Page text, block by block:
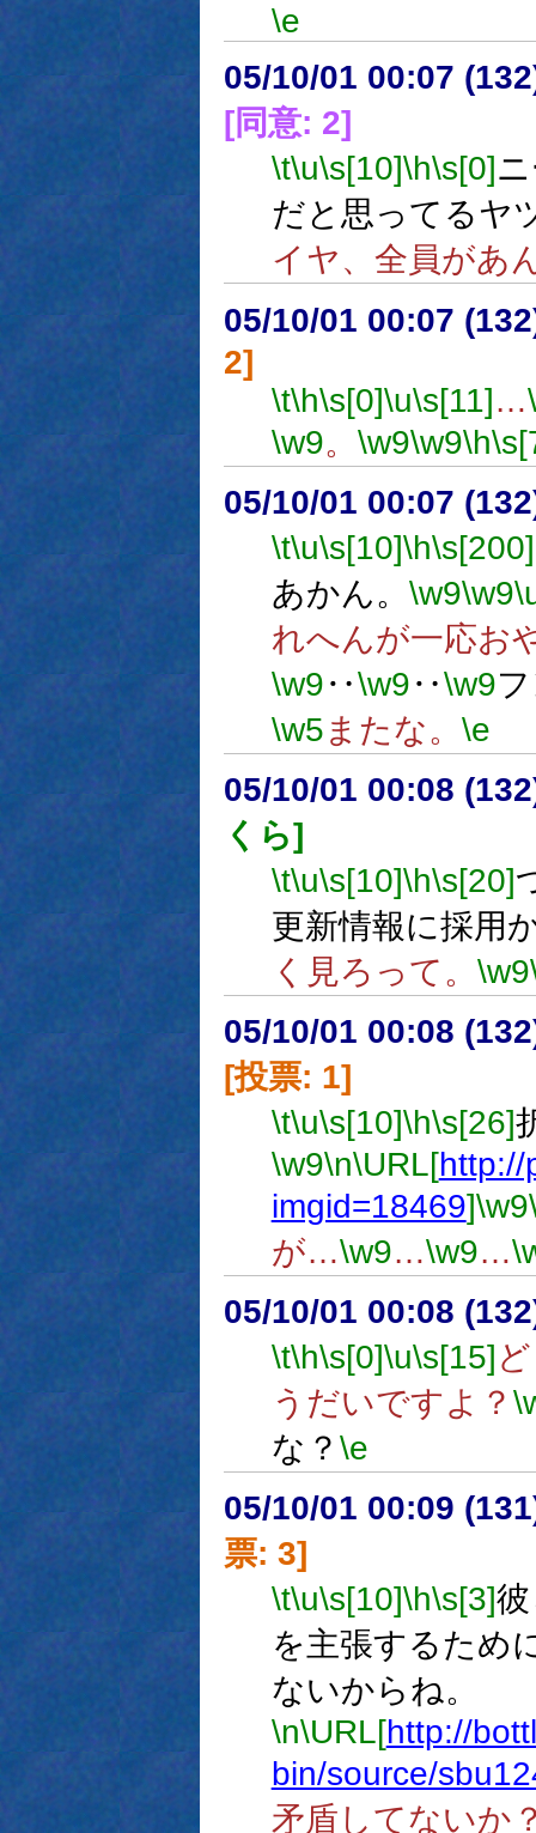
\e
05/10/01 00:07
[同意: 2]
\t\u\s[10]\h\s[0]
だと思ってるヤ
イヤ、全員があ
05/10/01 00:07
2]
\t\h\s[0]\u\s[11]…
\w9。 \w9\w9\h
05/10/01 00:07
\t\u\s[10]\h\s[200]
あかん。 \w9\w9
れへんが一応お
\w9‥\w9‥\w9
\w5またな。 \e
05/10/01 00:08
くら]
\t\u\s[10]\h\s[20]
更新情報に採用
く見ろって。 \w9
05/10/01 00:08
[投票: 1]
\t\u\s[10]\h\s[26]
\w9\n\URL[http://
imgid=18469]\w9
が…\w9…\w9…
05/10/01 00:08
\t\h\s[0]\u\s[15]
うだいですよ？
な？ \e
05/10/01 00:09
票: 3]
\t\u\s[10]\h\s[3]
を主張するため
ないからね。
\n\URL[http://
bin/source/
矛盾してないか